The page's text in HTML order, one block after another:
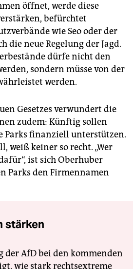
öffnet, werde diese
befürchtet
wie Seo oder der
die neue Regelung der Jagd.
dürfe nicht den
sondern müsse von der
werden.
Gesetzes verwundert die
zudem: Künftig sollen
Parks finanziell unterstützen.
weiß keiner so recht. „Wer
ist sich Oberhuber
Parks den Firmennamen
stärken
der AfD bei den kommenden
wie stark rechtsextreme